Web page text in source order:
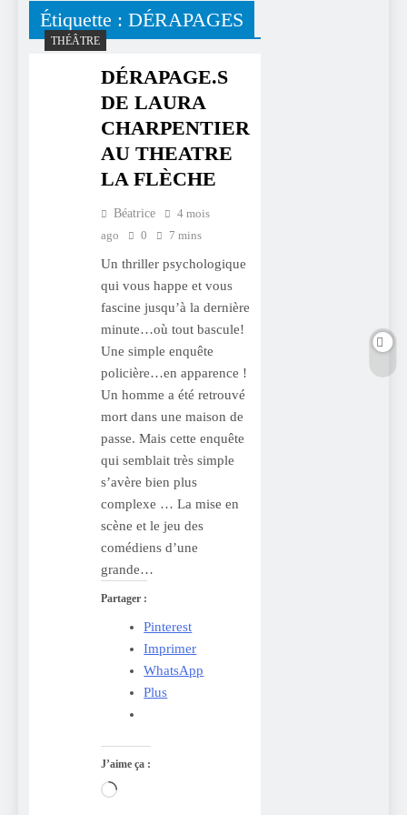
Étiquette : DÉRAPAGES
THÉÂTRE
DÉRAPAGE.S
DE LAURA
CHARPENTIER
AU THEATRE
LA FLÈCHE
Béatrice
4 mois
ago
0 7 mins
Un thriller psychologique
qui vous happe et vous
fascine jusqu’à la dernière
minute…où tout bascule!
Une simple enquête
policière…en apparence !
Un homme a été retrouvé
mort dans une maison de
passe. Mais cette enquête
qui semblait très simple
s’avère bien plus
complexe … La mise en
scène et le jeu des
comédiens d’une
grande…
Partager :
Pinterest
Imprimer
WhatsApp
Plus
J’aime ça :
Chargement…